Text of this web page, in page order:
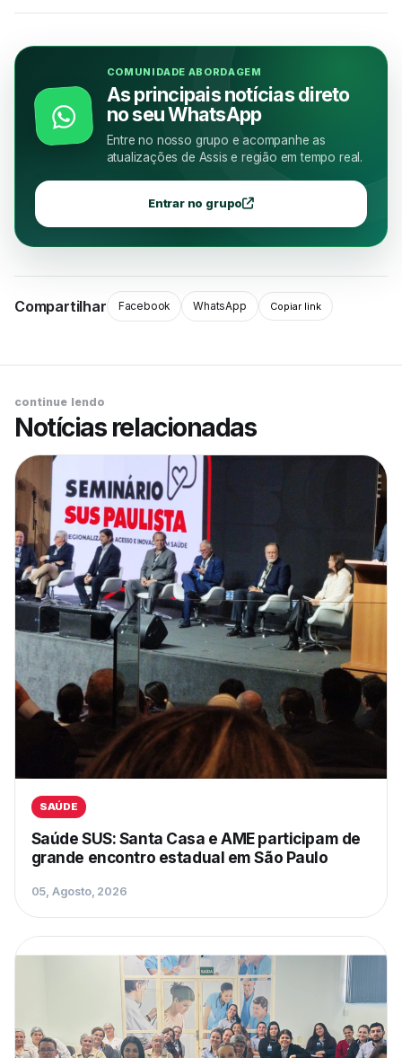
COMUNIDADE ABORDAGEM
As principais notícias direto
no seu WhatsApp
Entre no nosso grupo e acompanhe as
atualizações de Assis e região em tempo real.
Entrar no grupo
Compartilhar Facebook WhatsApp Copiar link
continue lendo
Notícias relacionadas
SAÚDE
Saúde SUS: Santa Casa e AME participam de
grande encontro estadual em São Paulo
05, Agosto, 2026